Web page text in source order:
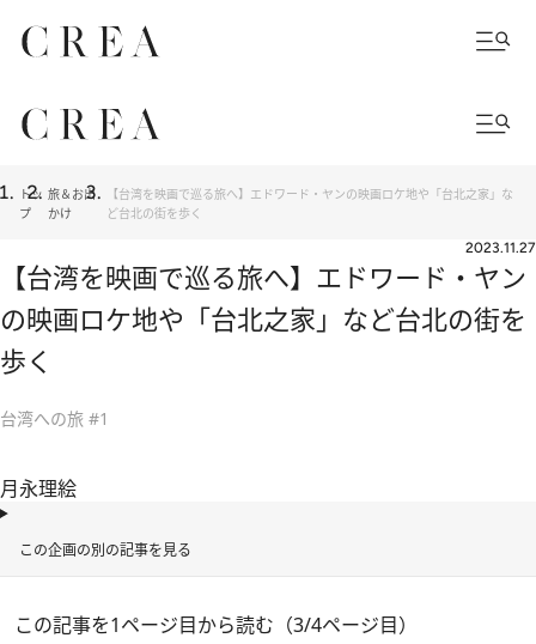
トッ
プ
旅＆お出
かけ
【台湾を映画で巡る旅へ】エドワード・ヤンの映画ロケ地や「台北之家」な
ど台北の街を歩く
2023.11.27
【台湾を映画で巡る旅へ】エドワード・ヤン
の映画ロケ地や「台北之家」など台北の街を
歩く
台湾への旅 #1
月永理絵
この企画の別の記事を見る
この記事を1ページ目から読む（3/4ページ目）